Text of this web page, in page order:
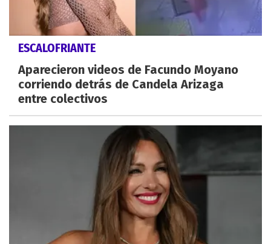
ESCALOFRIANTE
Aparecieron videos de Facundo Moyano
corriendo detrás de Candela Arizaga
entre colectivos